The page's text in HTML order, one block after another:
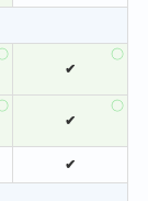
✔
✔
✔